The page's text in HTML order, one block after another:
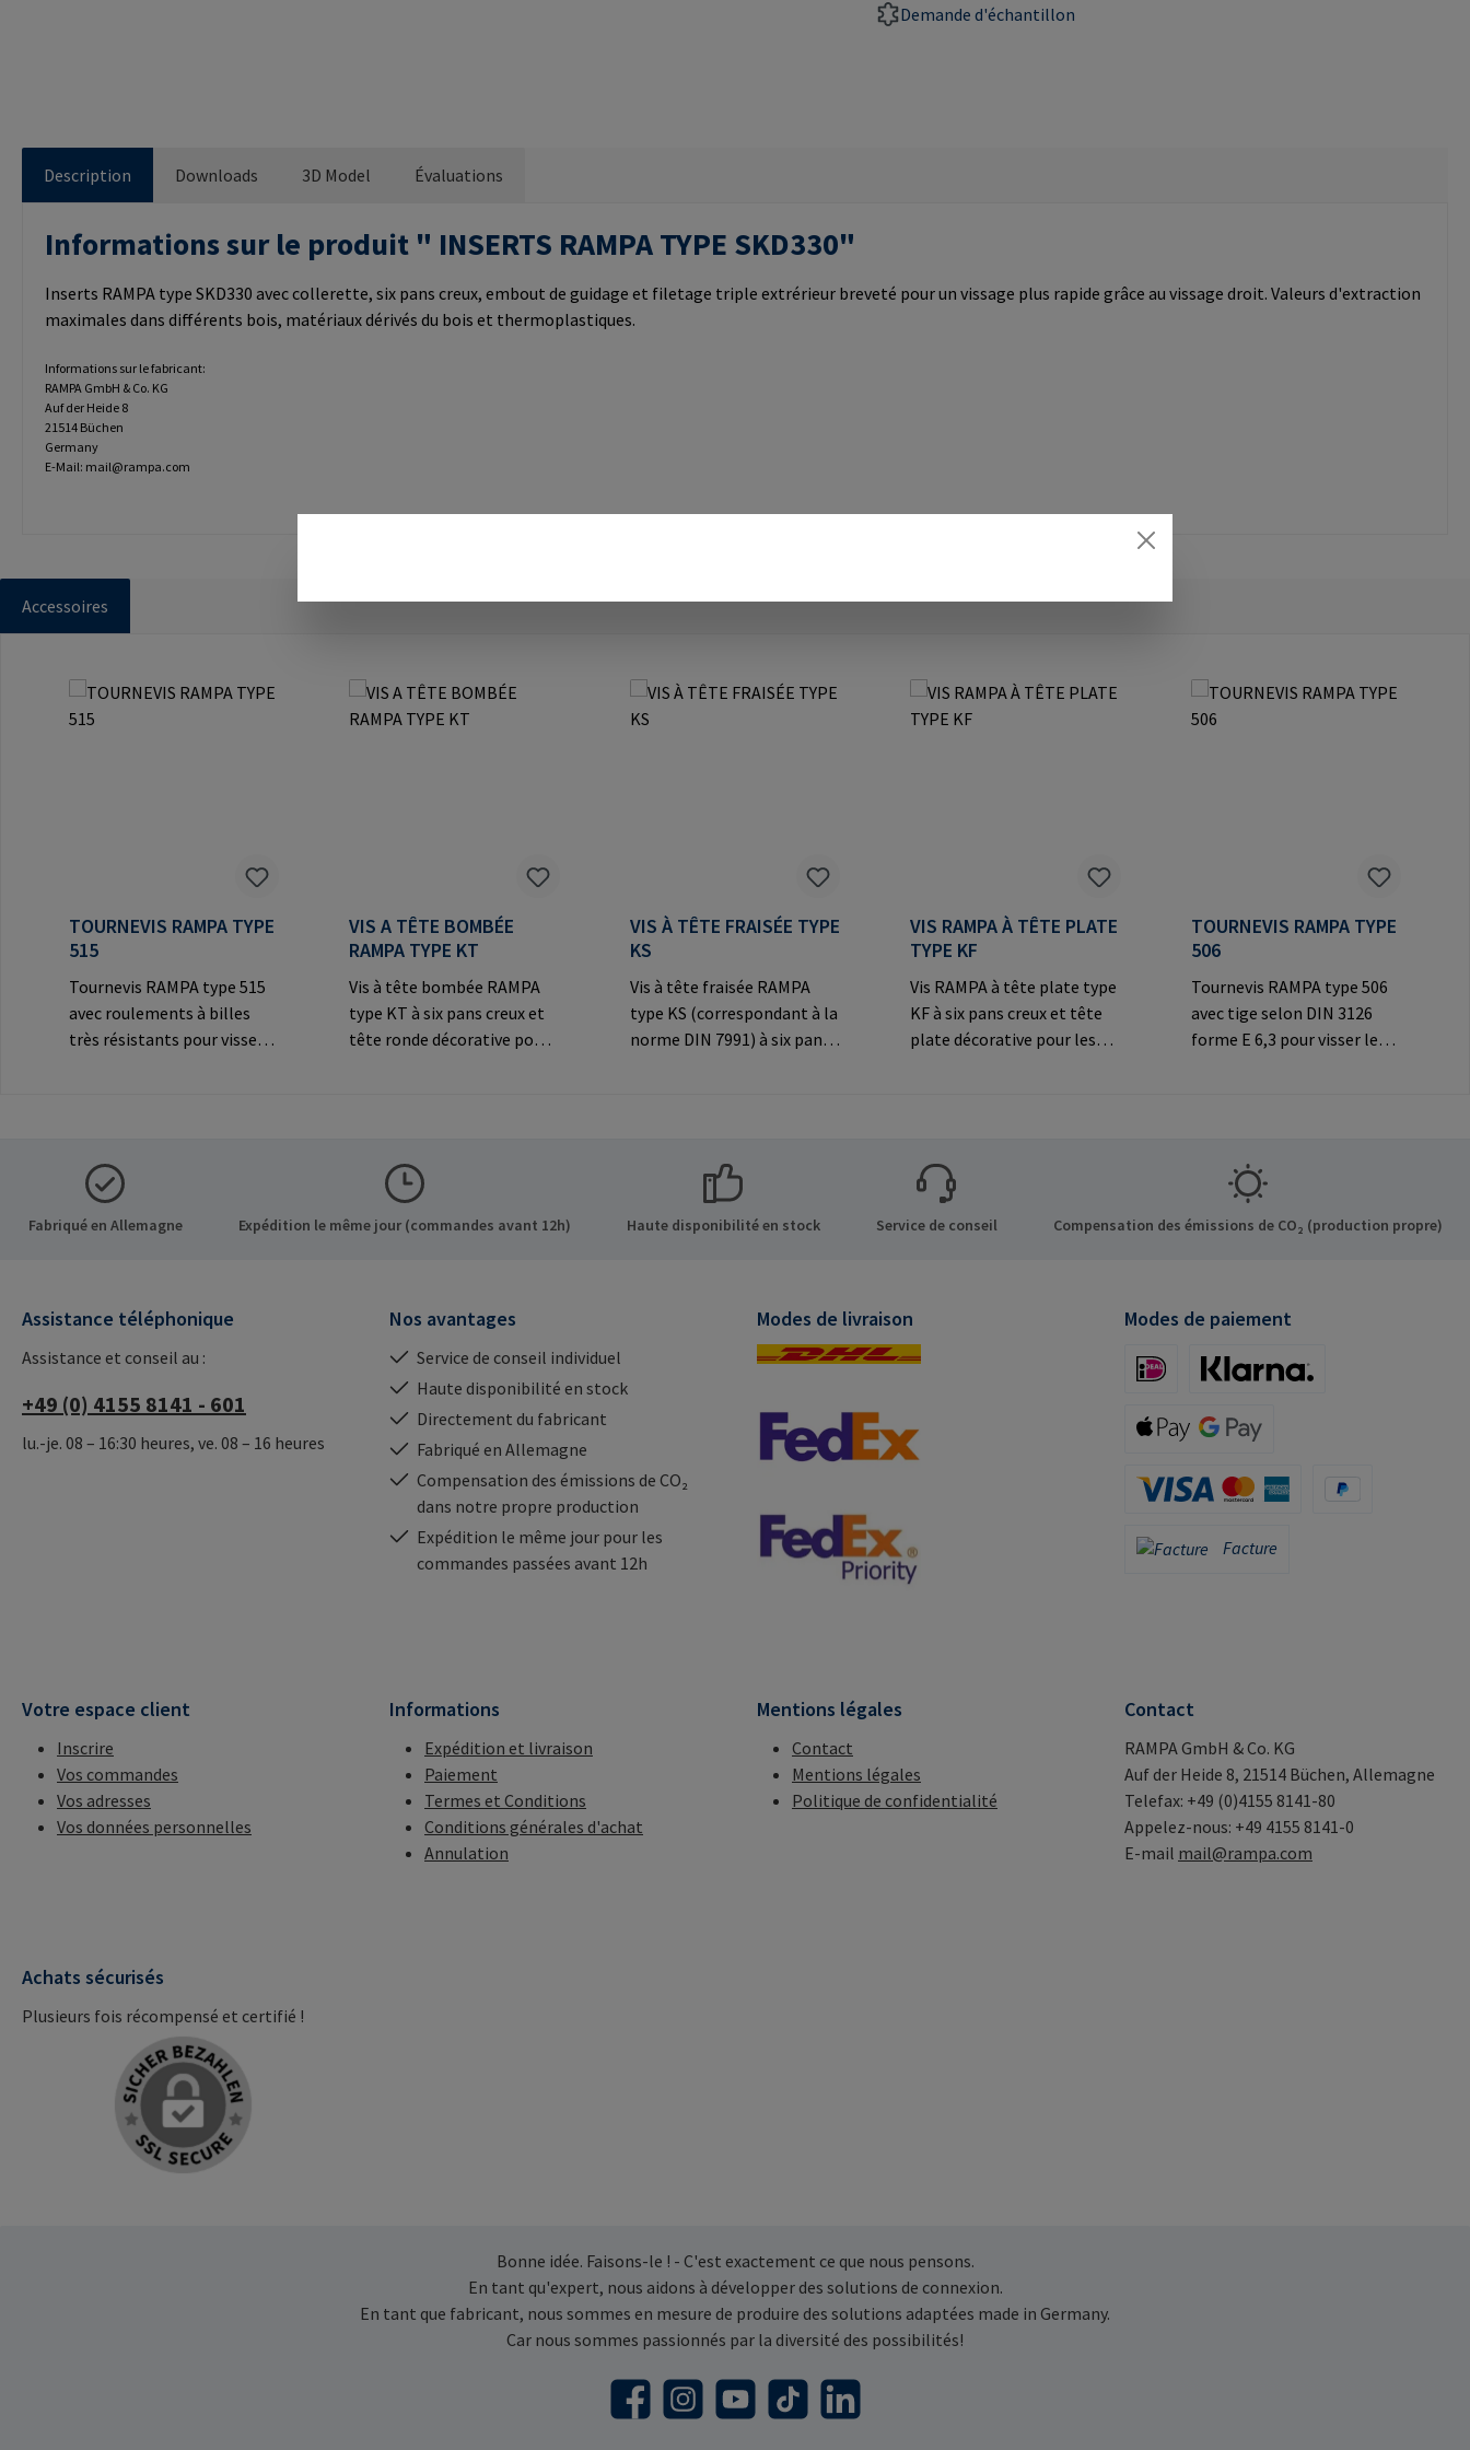
Demande d'échantillon
Description Downloads 3D Model Évaluations
Informations sur le produit " INSERTS RAMPA TYPE SKD330"
Inserts RAMPA type SKD330 avec collerette, six pans creux, embout de guidage et filetage triple extrérieur breveté pour un vissage plus rapide grâce au vissage droit. Valeurs d'extraction
maximales dans différents bois, matériaux dérivés du bois et thermoplastiques.
Informations sur le fabricant:
RAMPA GmbH & Co. KG
Auf der Heide 8
21514 Büchen
Germany
E-Mail: mail@rampa.com
Accessoires
TOURNEVIS RAMPA TYPE
515
Tournevis RAMPA type 515
avec roulements à billes
très résistants pour visser
RAMPA.Informations sur le
fabricant: RAMPA GmbH &
Co. KG Auf der Heide 8 21514
VIS A TÊTE BOMBÉE
RAMPA TYPE KT
Vis à tête bombée RAMPA
type KT à six pans creux et
tête ronde décorative pour
Büchen Germany E-Mail:
mail@rampa.com
VIS À TÊTE FRAISÉE TYPE
KS
Vis à tête fraisée RAMPA
type KS (correspondant à la
norme DIN 7991) à six pans
fabricant: RAMPA GmbH &
Co. KG Auf der Heide 8 21514
Büchen Germany E-Mail:
VIS RAMPA À TÊTE PLATE
TYPE KF
Vis RAMPA à tête plate type
KF à six pans creux et tête
plate décorative pour les
Büchen Germany E-Mail:
mail@rampa.com
TOURNEVIS RAMPA TYPE
506
Tournevis RAMPA type 506
avec tige selon DIN 3126
forme E 6,3 pour visser les
RAMPA.Informations sur le
fabricant: RAMPA GmbH &
Co. KG Auf der Heide 8 21514
Fabriqué en Allemagne Expédition le même jour (commandes avant 12h) Haute disponibilité en stock Service de conseil Compensation des émissions de CO₂ (production propre)
Assistance téléphonique
Assistance et conseil au :
+49 (0) 4155 8141 - 601
lu.-je. 08 – 16:30 heures, ve. 08 – 16 heures
Nos avantages
Service de conseil individuel
Haute disponibilité en stock
Directement du fabricant
Fabriqué en Allemagne
Compensation des émissions de CO₂
dans notre propre production
Expédition le même jour pour les
commandes passées avant 12h
Modes de livraison Modes de paiement
Facture
Facture
Votre espace client
Inscrire
Vos commandes
Vos adresses
Vos données personnelles
Informations
Expédition et livraison
Paiement
Termes et Conditions
Conditions générales d'achat
Annulation
Mentions légales
Contact
Mentions légales
Politique de confidentialité
Contact
RAMPA GmbH & Co. KG
Auf der Heide 8, 21514 Büchen, Allemagne
Telefax: +49 (0)4155 8141-80
Appelez-nous: +49 4155 8141-0
E-mail mail@rampa.com
Achats sécurisés
Plusieurs fois récompensé et certifié !
Bonne idée. Faisons-le ! - C'est exactement ce que nous pensons.
En tant qu'expert, nous aidons à développer des solutions de connexion.
En tant que fabricant, nous sommes en mesure de produire des solutions adaptées made in Germany.
Car nous sommes passionnés par la diversité des possibilités!
FacebookInstagramYouTubeTikTok LinkedIn